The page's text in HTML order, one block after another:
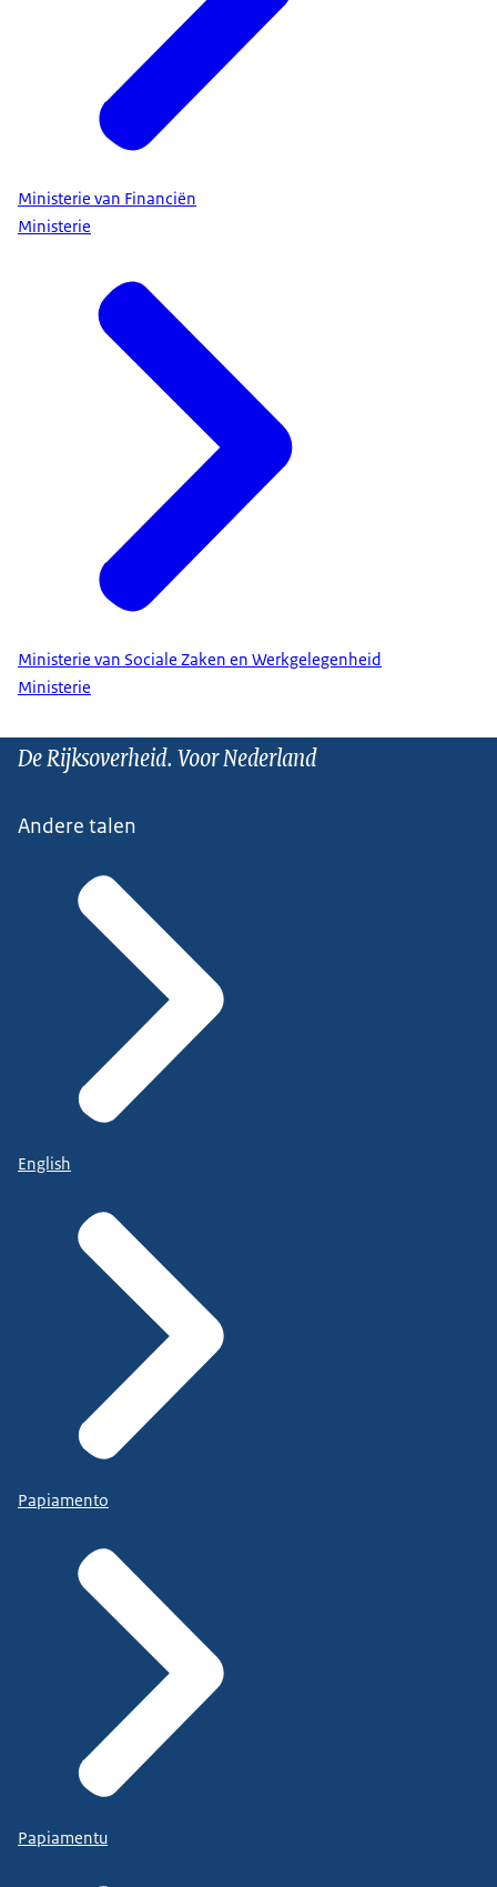
Ministerie van Financiën
Ministerie
Ministerie van Sociale Zaken en Werkgelegenheid
Ministerie
De Rijksoverheid. Voor Nederland
Andere talen
English
Papiamento
Papiamentu